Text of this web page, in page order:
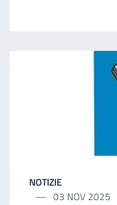
NOTIZIE
03 NOV 2025